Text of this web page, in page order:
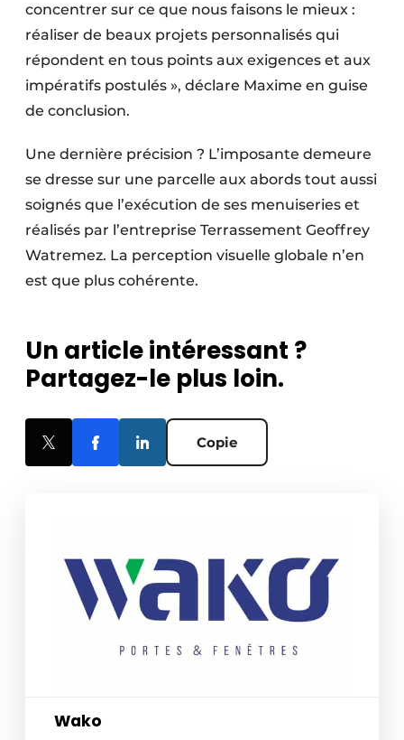
concentrer sur ce que nous faisons le mieux :
réaliser de beaux projets personnalisés qui
répondent en tous points aux exigences et aux
impératifs postulés », déclare Maxime en guise
de conclusion.
Une dernière précision ? L’imposante demeure
se dresse sur une parcelle aux abords tout aussi
soignés que l’exécution de ses menuiseries et
réalisés par l’entreprise Terrassement Geoffrey
Watremez. La perception visuelle globale n’en
est que plus cohérente.
Un article intéressant ?
Partagez-le plus loin.
Copie
Wako